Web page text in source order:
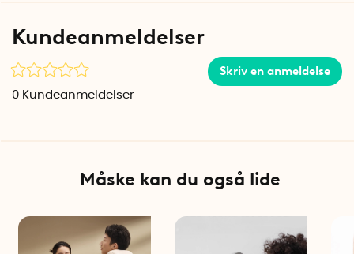
Med integreret rødljus-teknologi på 850 nm får hårbunden
en skånsom men effektiv lysbehandling. Denne type lys har
vist sig at kunne stimulere cellefornyelsen og fremme
hårvæksten ved at øge blodgennemstrømningen i
Hårbundsbørsten er IPX7-klassificeret, hvilket betyder, at
om håret er vådt eller tørt, fungerer børsten lige så godt –
uden at miste effektivitet.
Kundeanmeldelser
Skriv en anmeldelse
0 Kundeanmeldelser
Måske kan du også lide